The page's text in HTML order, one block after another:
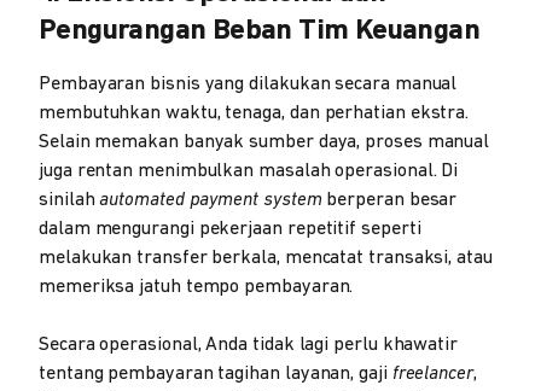
Pengurangan Beban Tim Keuangan
Pembayaran bisnis yang dilakukan secara manual
membutuhkan waktu, tenaga, dan perhatian ekstra.
Selain memakan banyak sumber daya, proses manual
juga rentan menimbulkan masalah operasional. Di
sinilahautomated payment system berperan besar
dalam mengurangi pekerjaan repetitif seperti
melakukan transfer berkala, mencatat transaksi, atau
memeriksa jatuh tempo pembayaran.
Secara operasional, Anda tidak lagi perlu khawatir
tentang pembayaran tagihan layanan, gaji freelancer,